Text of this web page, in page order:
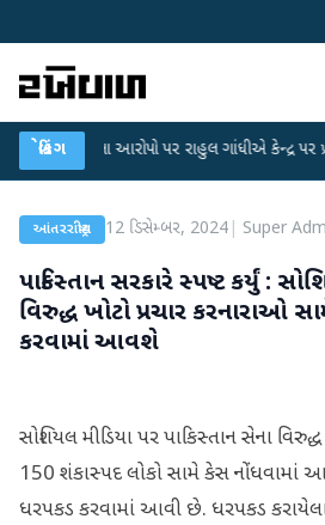
બ્રેકિંગ
આરોપો પર રાહુલ ગાંધીએ કેન્દ્ર પર પ્રહાર કર્યા
આંતરરાષ્ટ્રીય 12 ડિસેમ્બર, 2024| Super
પાકિસ્તાન સરકારે સ્પષ્ટ કર્યું :
વિરુદ્ધ ખોટો પ્રચાર કરનારાઓ
કરવામાં આવશે
સોશિયલ મીડિયા પર પાકિસ્તાન સેના
150 શંકાસ્પદ લોકો સામે કેસ નોંધવામાં
ધરપકડ કરવામાં આવી છે. ધરપકડ કરાયેલા